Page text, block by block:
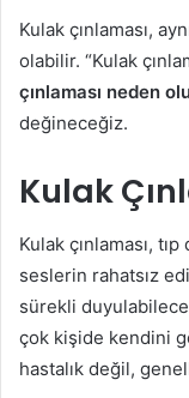
Kulak çınlaması,
olabilir. “Kulak
çınlaması neden
değineceğiz.
Kulak
Kulak çınlaması,
seslerin rahatsız
sürekli
çok kişide kendini
hastalık değil,